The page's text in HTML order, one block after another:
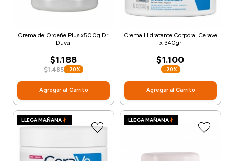
Crema de Ordeñe Plus x500g Dr.
Duval
$1.188
$1.485 -20%
Agregar al Carrito
Crema Hidratante Corporal Cerave
x 340gr
$1.100
-20%
Agregar al Carrito
LLEGA MAÑANA LLEGA MAÑANA